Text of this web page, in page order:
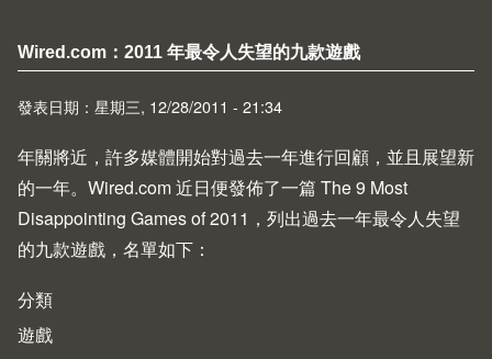
Wired.com：2011 年最令人失望的九款遊戲
發表日期：星期三, 12/28/2011 - 21:34
年關將近，許多媒體開始對過去一年進行回顧，並且展望新
的一年。 Wired.com近日便發佈了一篇 The 9 Most
Disappointing Games of 2011 ，列出過去一年最令人失望
的九款遊戲，名單如下：
分類
遊戲